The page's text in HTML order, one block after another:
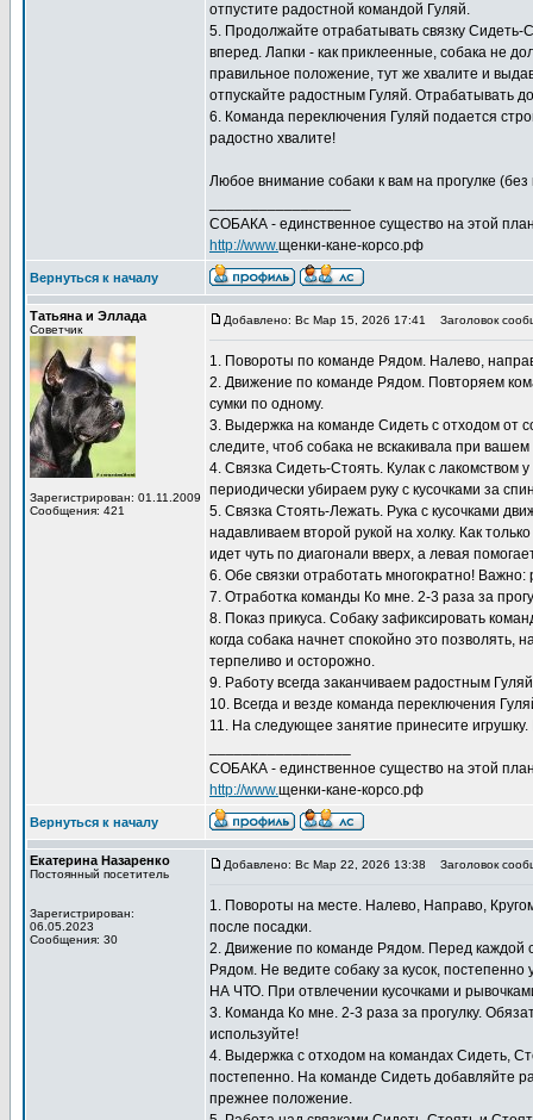
отпустите радостной командой Гуляй.
5. Продолжайте отрабатывать связку Сидеть-
вперед. Лапки - как приклеенные, собака не
правильное положение, тут же хвалите и
отпускайте радостным Гуляй. Отрабатывать
6. Команда переключения Гуляй подается
радостно хвалите!
Любое внимание собаки к вам на прогулке
СОБАКА - единственное существо на этой
http://www.щенки-кане-корсо.рф
Вернуться к началу
Татьяна и Эллада
Советчик
Зарегистрирован: 01.11.2009
Сообщения: 421
Добавлено: Вс Мар 15, 2026 17:41 Заголовок
1. Повороты по команде Рядом. Налево,
2. Движение по команде Рядом. Повторяем
сумки по одному.
3. Выдержка на команде Сидеть с отходом от
следите, чтоб собака не вскакивала при
4. Связка Сидеть-Стоять. Кулак с
периодически убираем руку с кусочками за
5. Связка Стоять-Лежать. Рука с кусочками
надавливаем второй рукой на холку. Как
идет чуть по диагонали вверх, а левая
6. Обе связки отработать многократно! Важно:
7. Отработка команды Ко мне. 2-3 раза за
8. Показ прикуса. Собаку зафиксировать
когда собака начнет спокойно это
терпеливо и осторожно.
9. Работу всегда заканчиваем радостным
10. Всегда и везде команда переключения
11. На следующее занятие принесите
СОБАКА - единственное существо на этой
http://www.щенки-кане-корсо.рф
Вернуться к началу
Екатерина Назаренко
Постоянный посетитель
Зарегистрирован:
06.05.2023
Сообщения: 30
Добавлено: Вс Мар 22, 2026 13:38 Заголовок
1. Повороты на месте. Налево, Направо,
после посадки.
2. Движение по команде Рядом. Перед каждой
Рядом. Не ведите собаку за кусок,
НА ЧТО. При отвлечении кусочками и
3. Команда Ко мне. 2-3 раза за прогулку.
используйте!
4. Выдержка с отходом на командах Сидеть,
постепенно. На команде Сидеть добавляйте
прежнее положение.